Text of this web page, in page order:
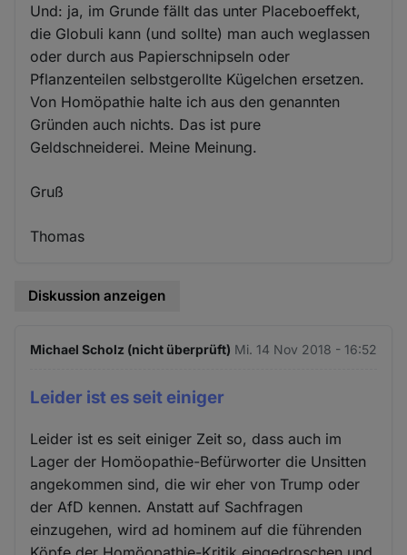
Und: ja, im Grunde fällt das unter Placeboeffekt,
die Globuli kann (und sollte) man auch weglassen
oder durch aus Papierschnipseln oder
Pflanzenteilen selbstgerollte Kügelchen ersetzen.
Von Homöpathie halte ich aus den genannten
Gründen auch nichts. Das ist pure
Geldschneiderei. Meine Meinung.
Gruß
Thomas
Diskussion anzeigen
Michael Scholz (nicht überprüft) Mi. 14 Nov 2018 - 16:52
Leider ist es seit einiger
Leider ist es seit einiger Zeit so, dass auch im
Lager der Homöopathie-Befürworter die Unsitten
angekommen sind, die wir eher von Trump oder
der AfD kennen. Anstatt auf Sachfragen
einzugehen, wird ad hominem auf die führenden